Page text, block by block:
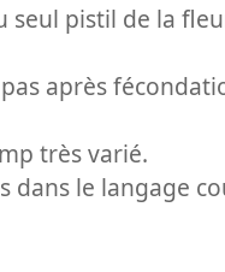
seul pistil de la
après
très varié.
le langage